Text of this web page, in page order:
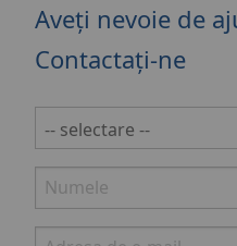
Aveți nevoie de
Contactați-ne